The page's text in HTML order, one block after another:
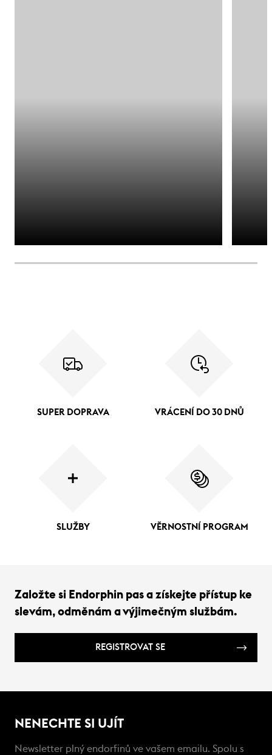
SUPER DOPRAVA VRÁCENÍ DO 30 DNŮ
SLUŽBY VĚRNOSTNÍ PROGRAM
Založte si Endorphin pas a získejte přístup ke
slevám, odměnám a výjimečným službám.
REGISTROVAT SE
NENECHTE SI UJÍT
Newsletter plný endorfinů ve vašem emailu. Spolu s